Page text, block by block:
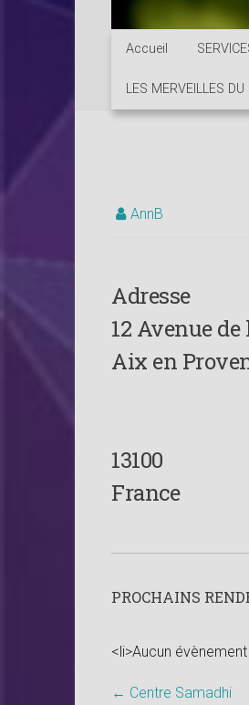
Accueil
LES MERVEILLES
AnnB
Adresse
12 Avenue de
Aix en
13100
France
PROCHAINS
<li>Aucun
← Centre Samadhi